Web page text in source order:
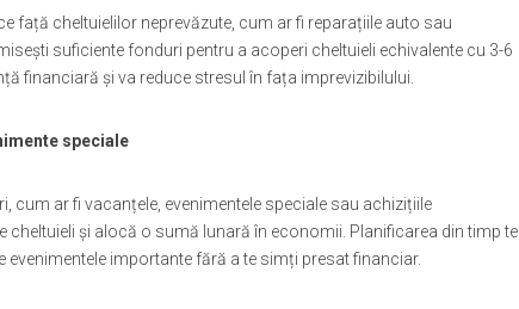
față cheltuielilor neprevăzute, cum ar fi reparațiile auto sau
suficiente fonduri pentru a acoperi cheltuieli echivalente cu 3-6
financiară și va reduce stresul în fața imprevizibilului.
speciale
cum ar fi vacanțele, evenimentele speciale sau achizițiile
cheltuieli și alocă o sumă lunară în economii. Planificarea din timp te
importante fără a te simți presat financiar.